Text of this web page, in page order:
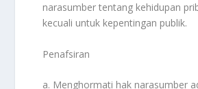
narasumber tentang kehidupan
kecuali untuk kepentingan publik.
Penafsiran
a. Menghormati hak narasumber